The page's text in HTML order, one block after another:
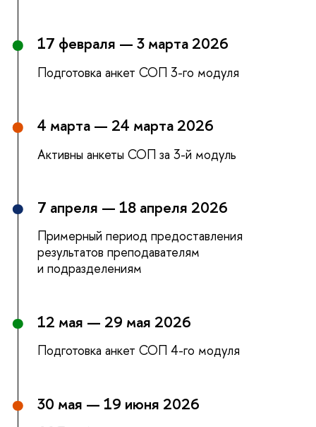
17 февраля — 3 марта 2026
Подготовка анкет СОП 3-го модуля
4 марта — 24 марта 2026
Активны анкеты СОП за 3-й модуль
7 апреля — 18 апреля 2026
Примерный период предоставления
результатов преподавателям
и подразделениям
12 мая — 29 мая 2026
Подготовка анкет СОП 4-го модуля
30 мая — 19 июня 2026